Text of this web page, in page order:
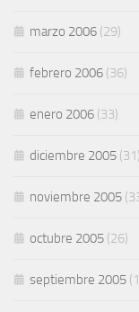
marzo 2006 (29)
febrero 2006 (36)
enero 2006 (33)
diciembre 2005 (31)
noviembre 2005
octubre 2005 (26)
septiembre 2005